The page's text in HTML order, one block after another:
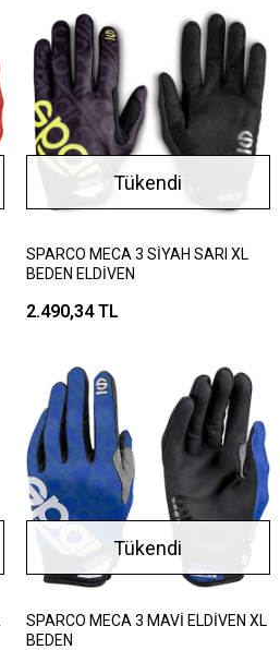
Tükendi
SPARCO MECA 3 SİYAH SARI XL
BEDEN ELDİVEN
2.490,34 TL
Tükendi
SPARCO MECA 3 MAVİ ELDİVEN XL
BEDEN